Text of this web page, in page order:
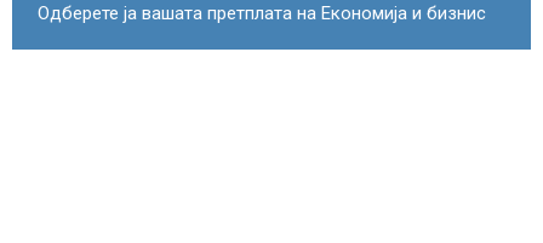
Одберете ја вашата претплата на Економија и бизнис